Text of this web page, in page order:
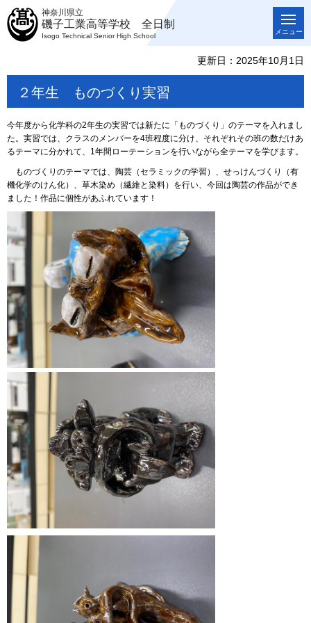
神奈川県立
磯子工業高等学校 全日制
Isogo Technical Senior High School
メニュー
更新日：2025年10月1日
２年生 ものづくり実習
今年度から化学科の2年生の実習では新たに「ものづくり」のテーマを入れまし
た。実習では、クラスのメンバーを4班程度に分け、それぞれその班の数だけあ
るテーマに分かれて、1年間ローテーションを行いながら全テーマを学びます。
ものづくりのテーマでは、陶芸（セラミックの学習）、せっけんづくり（有
機化学のけん化）、草木染め（繊維と染料）を行い、今回は陶芸の作品ができ
ました！作品に個性があふれています！